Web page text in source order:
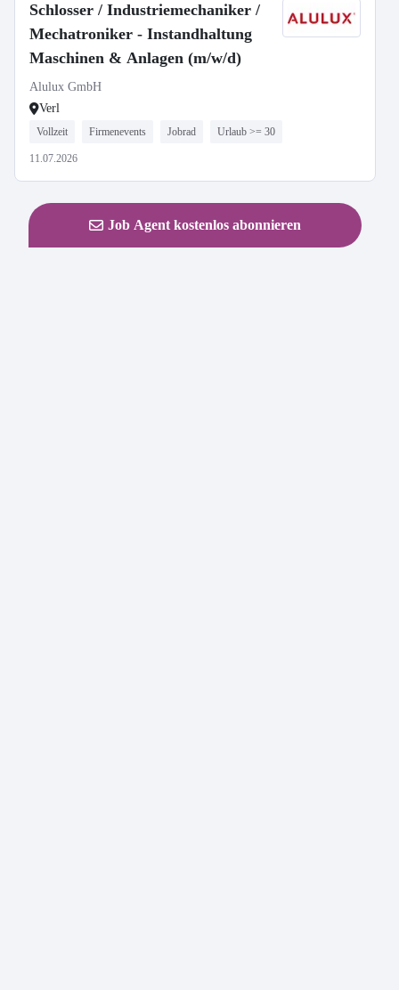
Schlosser / Industriemechaniker /
Mechatroniker - Instandhaltung
Maschinen & Anlagen (m/w/d)
Alulux GmbH
Verl
Vollzeit Firmenevents Jobrad Urlaub >= 30
11.07.2026
Job Agent kostenlos abonnieren